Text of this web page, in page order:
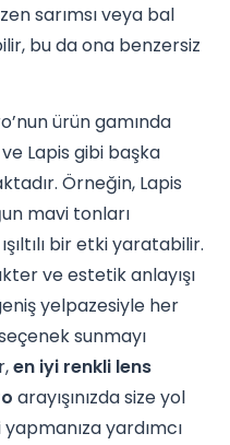
sarımsı veya bal
bu da ona benzersiz
ürün gamında
Lapis gibi başka
Örneğin, Lapis
mavi tonları
bir etki yaratabilir.
ve estetik anlayışı
yelpazesiyle her
sunmayı
en iyi renkli lens
arayışınızda size yol
yardımcı